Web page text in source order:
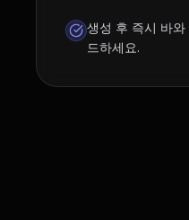
생성 후 즉시 바
드하세요.